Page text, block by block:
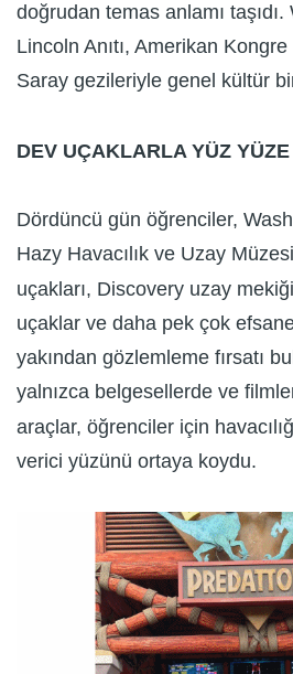
doğrudan temas anlamı taşıdı.
Lincoln Anıtı, Amerikan
Saray gezileriyle genel kültür
DEV UÇAKLARLA YÜZ YÜZE
Dördüncü gün öğrenciler,
Hazy Havacılık ve Uzay
uçakları, Discovery uzay
uçaklar ve daha pek çok
yakından gözlemleme fırsatı
yalnızca belgesellerde ve
araçlar, öğrenciler için
verici yüzünü ortaya koydu.